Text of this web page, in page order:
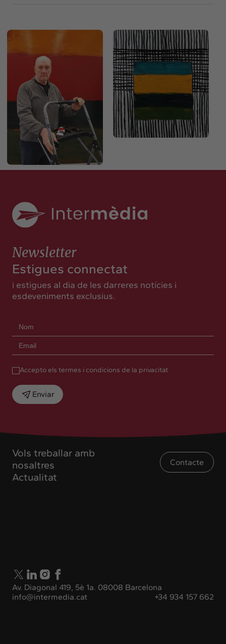
Vols treballar amb
nosaltres
Actualitat
Contacte
Av. Diagonal 419, 5è 1a. 08008 Barcelona
info@intermedia.cat
+34 934 157 662
Newsletter
Estigues connectat
i estigues al dia de les darreres notícies i
esdeveniments exclusius.
Accepto els termes i condicions de la privacitat
Enviar